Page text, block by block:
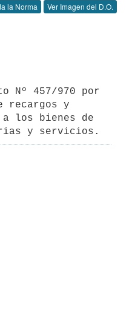
la Norma Ver Imagen del D.O.
Nº 457/970 por
recargos y
a los bienes de
y servicios.